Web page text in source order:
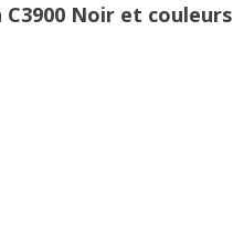
Noir et couleurs